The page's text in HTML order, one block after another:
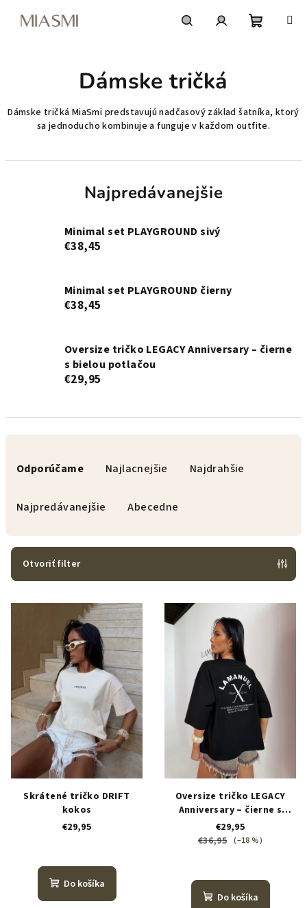
Dámske tričká
Dámske tričká MiaSmi predstavujú nadčasový základ šatníka, ktorý
sa jednoducho kombinuje a funguje v každom outfite.
Najpredávanejšie
Minimal set PLAYGROUND sivý
€38,45
Minimal set PLAYGROUND čierny
€38,45
Oversize tričko LEGACY Anniversary – čierne
s bielou potlačou
€29,95
p
r
t
o
v
Odporúčame Najlacnejšie Najdrahšie
Najpredávanejšie Abecedne
Otvoriť filter
V
p
r
o
d
u
Skrátené tričko DRIFT
kokos
€29,95
Do košíka
Oversize tričko LEGACY
Anniversary – čierne s
bielou potlačou
€29,95
€36,95 (–18 %)
Do košíka